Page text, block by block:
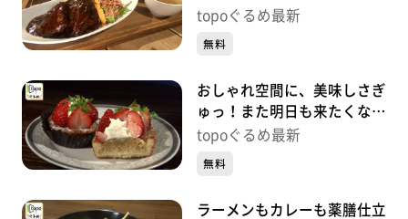
フェMaHaNa」（富谷市成
topoぐるめ最新
無料
おしゃれ空間に、美味しさぎ
ゅっ！また明日も来たくなる
店「ADEMAIN」（泉区泉中
topoぐるめ最新
無料
ラーメンもカレーも薬膳仕立